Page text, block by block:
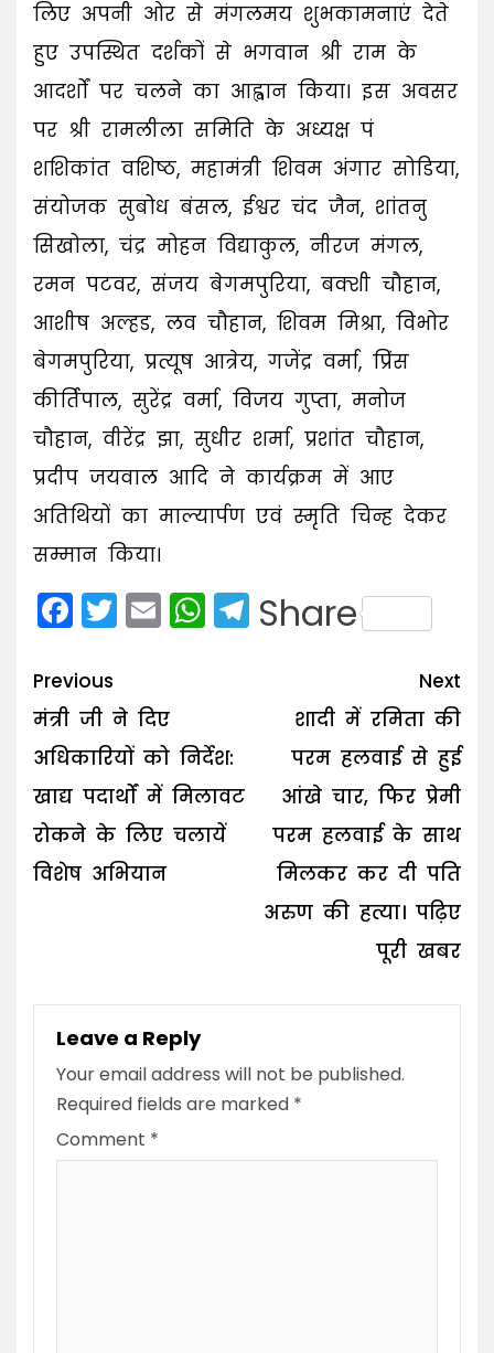
लिए अपनी ओर से मंगलमय शुभकामनाएं देते
हुए उपस्थित दर्शकों से भगवान श्री राम के
आदर्शों पर चलने का आह्वान किया। इस अवसर
पर श्री रामलीला समिति के अध्यक्ष पं
शशिकांत वशिष्ठ, महामंत्री शिवम अंगार सोडिया,
संयोजक सुबोध बंसल, ईश्वर चंद जैन, शांतनु
सिखोला, चंद्र मोहन विद्याकुल, नीरज मंगल,
रमन पटवर, संजय बेगमपुरिया, बक्शी चौहान,
आशीष अल्हड, लव चौहान, शिवम मिश्रा, विभोर
बेगमपुरिया, प्रत्यूष आत्रेय, गजेंद्र वर्मा, प्रिंस
कीर्तिपाल, सुरेंद्र वर्मा, विजय गुप्ता, मनोज
चौहान, वीरेंद्र झा, सुधीर शर्मा, प्रशांत चौहान,
प्रदीप जयवाल आदि ने कार्यक्रम में आए
अतिथियों का माल्यार्पण एवं स्मृति चिन्ह देकर
सम्मान किया।
Facebook
Twitter
EmailWhatsApp
Telegram
Share
Post
navigation
Previous
मंत्री जी ने दिए
अधिकारियों को निर्देश:
खाद्य पदार्थों में मिलावट
रोकने के लिए चलायें
विशेष अभियान
Next
शादी में रमिता की
परम हलवाई से हुई
आंखे चार, फिर प्रेमी
परम हलवाई के साथ
मिलकर कर दी पति
अरुण की हत्या। पढ़िए
पूरी खबर
Leave a Reply
Your email address will not be published.
Required fields are marked *
Comment *